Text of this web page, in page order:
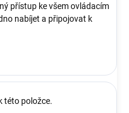
přístup ke všem ovládacím
nabíjet a připojovat k
této položce.